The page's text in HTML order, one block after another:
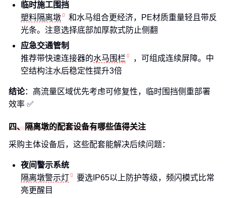
临时施工围挡
塑料隔离墩
和水马组合更经济，PE材质重量轻且带反
光条。注意选择底部加厚款式防止侧翻
应急交通管制
推荐带快速连接器的水马围栏
，可组成连续屏障。中
空结构注水后稳定性提升3倍
结论：高流量区域优先考虑可修复性，临时围挡侧重部署
效率 ✅
四、隔离墩的配套设备有哪些值得关注
采购主体设备后，这些配套能解决后续问题：
夜间警示系统
隔离墩警示灯
要选IP65以上防护等级，频闪模式比常
亮更醒目